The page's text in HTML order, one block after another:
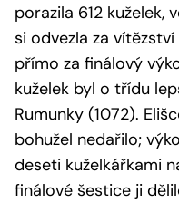
porazila 612 kuželek,
si odvezla za
přímo za finálový
kuželek byl o třídu
Rumunky (1072).
bohužel nedařilo;
deseti kuželkářkami
finálové šestice ji